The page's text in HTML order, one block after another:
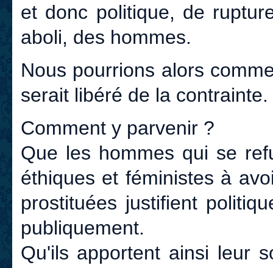
et donc politique, de
aboli, des hommes.
Nous pourrions alors
serait libéré de la contrainte.
Comment y parvenir ?
Que les hommes qui se
éthiques et féministes à
prostituées justifient
publiquement.
Qu'ils apportent ainsi leur